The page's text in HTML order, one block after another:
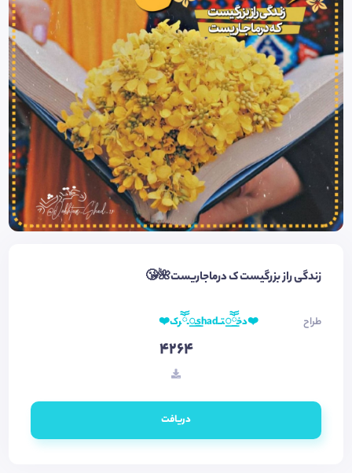
زندگی راز بزرگیست ک درماجاریست🌺😘
طراح ❤️دخ꯭ོོتــshadـ꯭ـོོرک❤️
4264
دریافت